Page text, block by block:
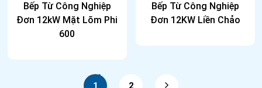
Bếp Từ Công Nghiệp
Đơn 12kW Mặt Lõm Phi
600
Bếp Từ Công Nghiệp
Đơn 12KW Liền Chảo
1 2